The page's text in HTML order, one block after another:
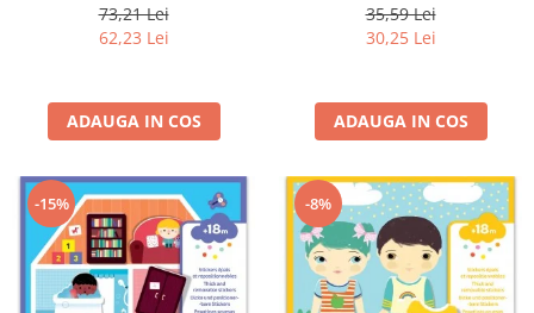
73,21 Lei
62,23 Lei
ADAUGA IN COS
35,59 Lei
30,25 Lei
ADAUGA IN COS
-15% -8%